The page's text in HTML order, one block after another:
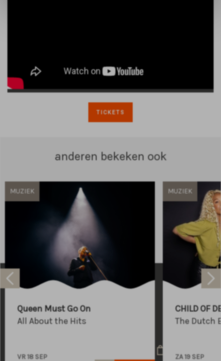
TICKETS
anderen bekeken ook
MUZIEK
Queen Must Go On
All About the Hits
VR 18 SEP
MUZIEK
CHILD OF
The Dutch
ZA 19 SEP
+31 (0)591 - 850 856
info@atlastheater.nl